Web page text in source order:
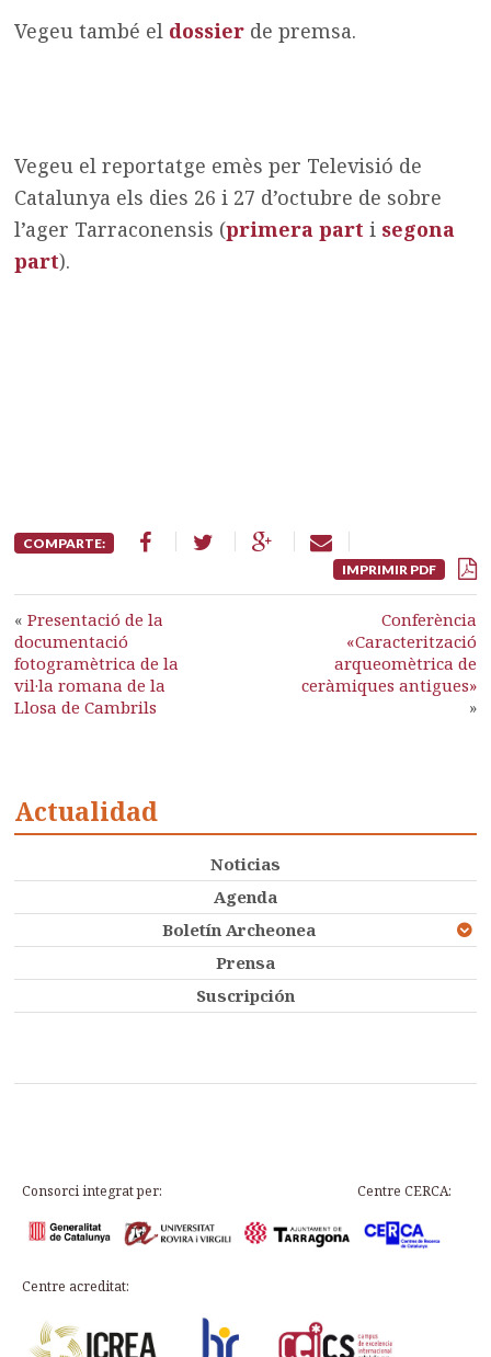
Vegeu també el dossier de premsa.
Vegeu el reportatge emès per Televisió de
Catalunya els dies 26 i 27 d’octubre de sobre
l’ager Tarraconensis (primera part i segona
part).
COMPARTE:
IMPRIMIR PDF
«Presentació de la
documentació
fotogramètrica de la
vil·la romana de la
Llosa de Cambrils
Conferència
«Caracterització
arqueomètrica de
ceràmiques antigues»
»
Actualidad
Noticias
Agenda
Boletín Archeonea
Prensa
Suscripción
Consorci integrat per: Centre CERCA:
Centre acreditat: